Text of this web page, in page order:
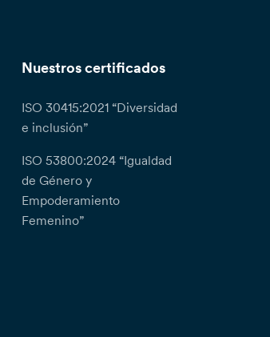
Nuestros certificados
ISO 30415:2021 “Diversidad
e inclusión”
ISO 53800:2024 “Igualdad
de Género y
Empoderamiento
Femenino”